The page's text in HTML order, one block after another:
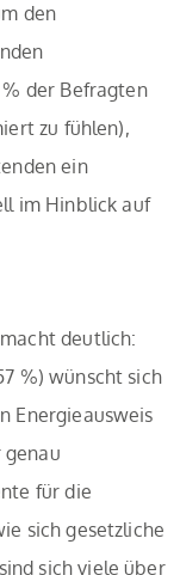
den
der Befragten
zu fühlen),
ein
im Hinblick auf
deutlich:
%) wünscht sich
Energieausweis
für die
sich gesetzliche
sich viele über